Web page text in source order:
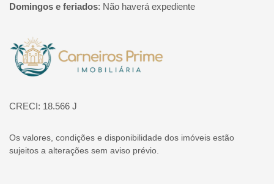
Domingos e feriados: Não haverá expediente
Página inicial
CRECI: 18.566 J
Os valores, condições e disponibilidade dos imóveis estão
sujeitos a alterações sem aviso prévio.